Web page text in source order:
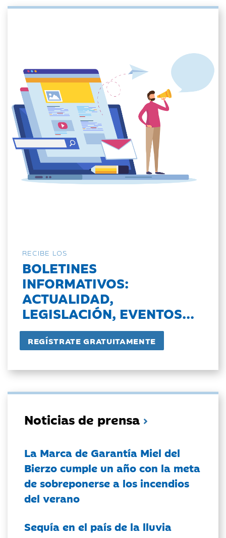
RECIBE LOS
BOLETINES
INFORMATIVOS:
ACTUALIDAD,
LEGISLACIÓN, EVENTOS...
Noticias de prensa
La Marca de Garantía Miel del
Bierzo cumple un año con la meta
de sobreponerse a los incendios
del verano
Sequía en el país de la lluvia